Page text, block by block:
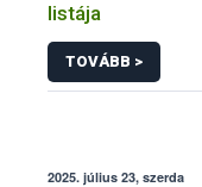
listája
TOVÁBB >
2025. július 23, szerda